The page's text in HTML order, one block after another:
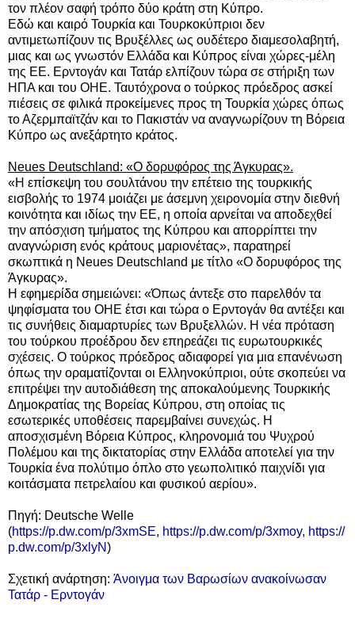
τον πλέον σαφή τρόπο δύο κράτη στη Κύπρο.
Εδώ και καιρό Τουρκία και Τουρκοκύπριοι δεν
αντιμετωπίζουν τις Βρυξέλλες ως ουδέτερο διαμεσολαβητή,
μιας και ως γνωστόν Ελλάδα και Κύπρος είναι χώρες-μέλη
της ΕΕ. Ερντογάν και Τατάρ ελπίζουν τώρα σε στήριξη των
ΗΠΑ και του ΟΗΕ. Ταυτόχρονα ο τούρκος πρόεδρος ασκεί
πιέσεις σε φιλικά προκείμενες προς τη Τουρκία χώρες όπως
το Αζερμπαϊτζάν και το Πακιστάν να αναγνωρίζουν τη Βόρεια
Κύπρο ως ανεξάρτητο κράτος.
Neues Deutschland: «Ο δορυφόρος της Άγκυρας».
«Η επίσκεψη του σουλτάνου την επέτειο της τουρκικής
εισβολής το 1974 μοιάζει με άσεμνη χειρονομία στην διεθνή
κοινότητα και ιδίως την ΕΕ, η οποία αρνείται να αποδεχθεί
την απόσχιση τμήματος της Κύπρου και απορρίπτει την
αναγνώριση ενός κράτους μαριονέτας», παρατηρεί
σκωπτικά η Neues Deutschland με τίτλο «Ο δορυφόρος της
Άγκυρας».
Η εφημερίδα σημειώνει: «Όπως άντεξε στο παρελθόν τα
ψηφίσματα του ΟΗΕ έτσι και τώρα ο Ερντογάν θα αντέξει και
τις συνήθεις διαμαρτυρίες των Βρυξελλών. Η νέα πρόταση
του τούρκου προέδρου δεν επηρεάζει τις ευρωτουρκικές
σχέσεις. Ο τούρκος πρόεδρος αδιαφορεί για μια επανένωση
όπως την οραματίζονται οι Ελληνοκύπριοι, ούτε σκοπεύει να
επιτρέψει την αυτοδιάθεση της αποκαλούμενης Τουρκικής
Δημοκρατίας της Βορείας Κύπρου, στη οποίας τις
εσωτερικές υποθέσεις παρεμβαίνει συνεχώς. Η
αποσχισμένη Βόρεια Κύπρος, κληρονομιά του Ψυχρού
Πολέμου και της δικτατορίας στην Ελλάδα αποτελεί για την
Τουρκία ένα πολύτιμο όπλο στο γεωπολιτικό παιχνίδι για
κοιτάσματα πετρελαίου και φυσικού αερίου».
Πηγή: Deutsche Welle
(https://p.dw.com/p/3xmSE, https://p.dw.com/p/3xmoy, https://
p.dw.com/p/3xlyN)
Σχετική ανάρτηση: Άνοιγμα των Βαρωσίων ανακοίνωσαν
Τατάρ - Ερντογάν